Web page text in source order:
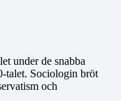
under de snabba
talet. Sociologin bröt
och